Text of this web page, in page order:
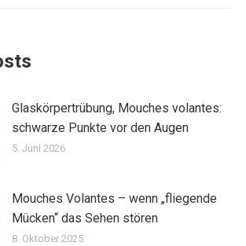
Glaskörpertrübung, Mouches volantes:
schwarze Punkte vor den Augen
5. Juni 2026
Mouches Volantes – wenn „fliegende
Mücken“ das Sehen stören
8. Oktober 2025